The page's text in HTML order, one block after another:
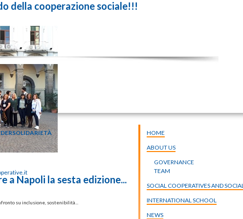
della cooperazione sociale!!!
a Napoli la sesta edizione...
su inclusione, sostenibilità...
HOME
ABOUT US
GOVERNANCE
TEAM
SOCIAL COOPERATIVES AND
INTERNATIONAL SCHOOL
NEWS